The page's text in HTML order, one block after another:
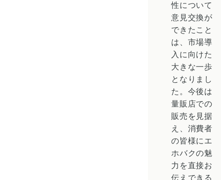
性について
意見交換が
できたこと
は、市場導
入に向けた
大きな一歩
となりまし
た。今後は
量販店での
販売を見据
え、消費者
の皆様にエ
ホバクの魅
力を直接お
伝えできる